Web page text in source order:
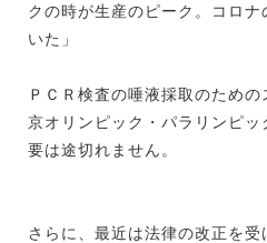
クの時が生産のピーク。コロ
いた」
ＰＣＲ検査の唾液採取のため
京オリンピック・パラリンピ
要は途切れません。
さらに、最近は法律の改正を